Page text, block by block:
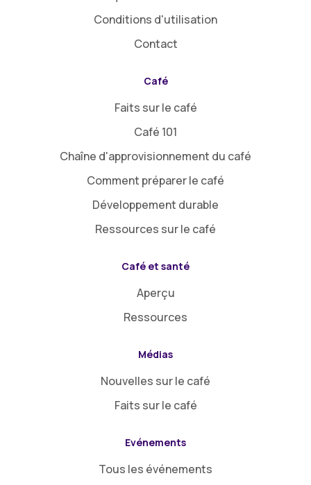
Conditions d'utilisation
Contact
Café
Faits sur le café
Café 101
Chaîne d'approvisionnement du café
Comment préparer le café
Développement durable
Ressources sur le café
Café et santé
Aperçu
Ressources
Médias
Nouvelles sur le café
Faits sur le café
Evénements
Tous les événements